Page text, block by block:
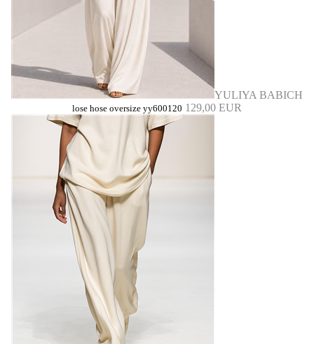
YULIYA BABICH
lose hose oversize yy600120 129,00 EUR